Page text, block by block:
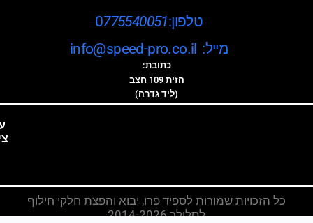
טלפון:0775540051
מייל: info@speed-pro.co.il
כתובת:
הזית 109 חצב
(ליד גדרה)
כל הזכויות שמורות לספיד פרו, יבוא והפצת חלקי חילוף
לסלולר 2014-2026